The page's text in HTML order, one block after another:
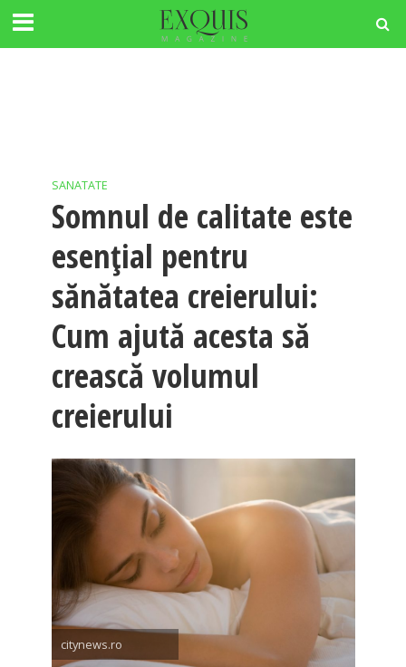
SANATATE
Somnul de calitate este
esențial pentru
sănătatea creierului:
Cum ajută acesta să
crească volumul
creierului
citynews.ro